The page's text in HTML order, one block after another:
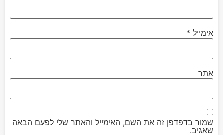
אימייל *
אתר
שמור בדפדפן זה את השם, האימייל והאתר שלי לפעם הבאה
שאגיב.